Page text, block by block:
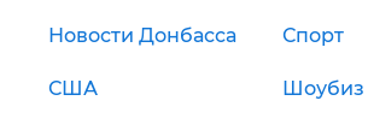
Новости Донбасса Спорт
США Шоубиз